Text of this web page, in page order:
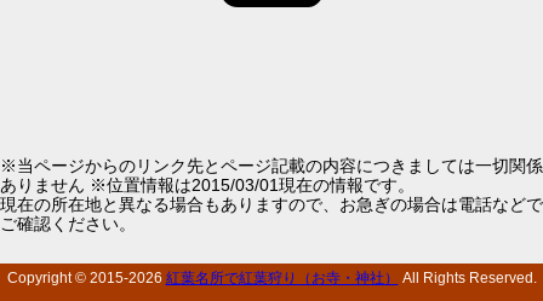
※当ページからのリンク先とページ記載の内容につきましては一切関係
ありません ※位置情報は2015/03/01現在の情報です。
現在の所在地と異なる場合もありますので、お急ぎの場合は電話などで
ご確認ください。
Copyright © 2015-2026 紅葉名所で紅葉狩り（お寺・神社） All Rights Reserved.